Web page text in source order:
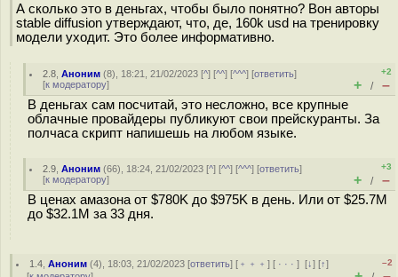
А сколько это в деньгах, чтобы было понятно? Вон авторы
stable diffusion утверждают, что, де, 160k usd на тренировку
модели уходит. Это более информативно.
2.8 ,Аноним (8), 18:21, 21/02/2023 [^] [^^] [^^^] [ответить]
[к модератору]
+2
+ / –
В деньгах сам посчитай, это несложно, все крупные
облачные провайдеры публикуют свои прейскуранты. За
полчаса скрипт напишешь на любом языке.
2.9 ,Аноним (66), 18:24, 21/02/2023 [^] [^^] [^^^] [ответить]
[к модератору]
+3
+ / –
В ценах амазона от $780K до $975K в день. Или от $25.7M
до $32.1M за 33 дня.
1.4 ,Аноним (4), 18:03, 21/02/2023 [ответить] [ ﹢﹢﹢] [ · · ·][↓] [↑]
–2